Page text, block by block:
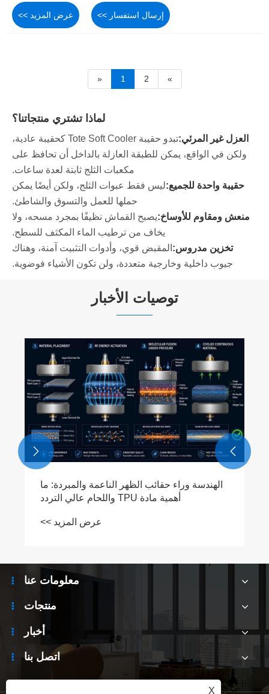
عرض المزيد >> إرسال استفسار >>
« 1 2 »
لماذا تشتري منتجاتنا؟
العزل غير المرئي:
تبدو حقيبة Tote Soft Cooler كحقيبة عادية،
ولكن في الواقع، يمكن للطبقة العازلة بالداخل أن تحافظ على
مكعبات الثلج ثابتة لعدة ساعات.
حقيبة واحدة للجميع:ليس فقط عبوات الثلج، ولكن أيضًا يمكن
حملها للعمل والتسوق والشاطئ.
منعش ومقاوم للأوساخ:يصبح القماش نظيفًا بمجرد مسحه، ولا
يخاف من ترطيب الماء المكثف للسطح.
تخزين مدروس: المقبض قوي، وأدوات التثبيت آمنة، وهناك
جيوب داخلية وخارجية متعددة، ولن تكون الأشياء فوضوية.
توصيات الأخبار
حقيبة ظهر تبريد ذات سعة كبيرة للتخييم
الجماعي
عرض المزيد >>


معلومات عنا
منتجات
أخبار
اتصل بنا
X